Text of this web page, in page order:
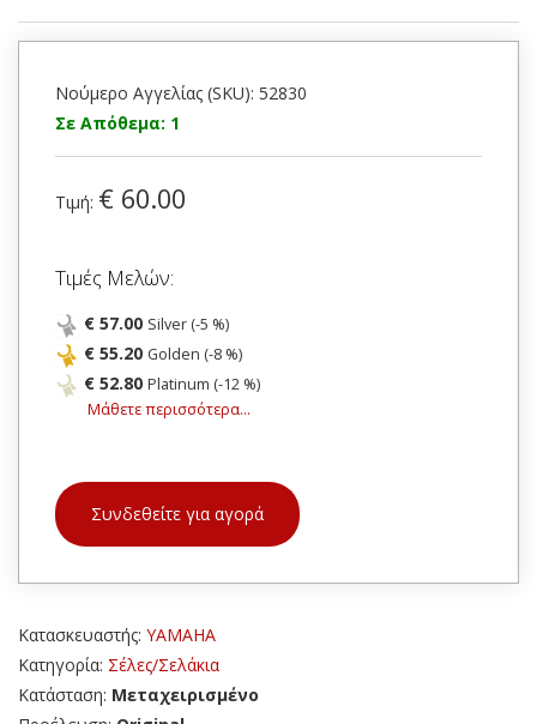
Νούμερο Αγγελίας (SKU): 52830
Σε Απόθεμα: 1
Τιμή: € 60.00
Τιμές Μελών:
€ 57.00 Silver (-5 %)
€ 55.20 Golden (-8 %)
€ 52.80 Platinum (-12 %)
Μάθετε περισσότερα...
Συνδεθείτε για αγορά
Κατασκευαστής: YAMAHA
Κατηγορία: Σέλες/Σελάκια
Κατάσταση: Μεταχειρισμένο